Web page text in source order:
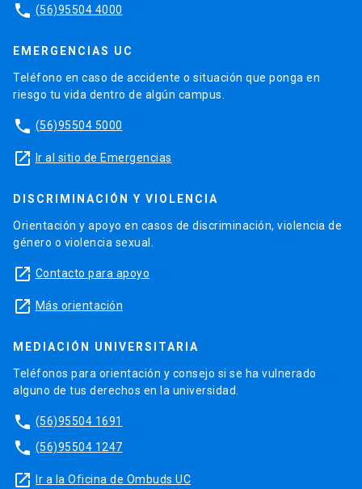
phone (56)95504 4000
EMERGENCIAS UC
Teléfono en caso de accidente o situación que ponga en
riesgo tu vida dentro de algún campus.
phone (56)95504 5000
launch Ir al sitio de Emergencias
DISCRIMINACIÓN Y VIOLENCIA
Orientación y apoyo en casos de discriminación, violencia de
género o violencia sexual.
launch Contacto para apoyo
launch Más orientación
MEDIACIÓN UNIVERSITARIA
Teléfonos para orientación y consejo si se ha vulnerado
alguno de tus derechos en la universidad.
phone (56)95504 1691
phone (56)95504 1247
launch Ir a la Oficina de Ombuds UC